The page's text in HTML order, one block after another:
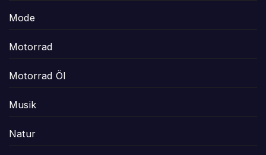
Mode
Motorrad
Motorrad Öl
Musik
Natur